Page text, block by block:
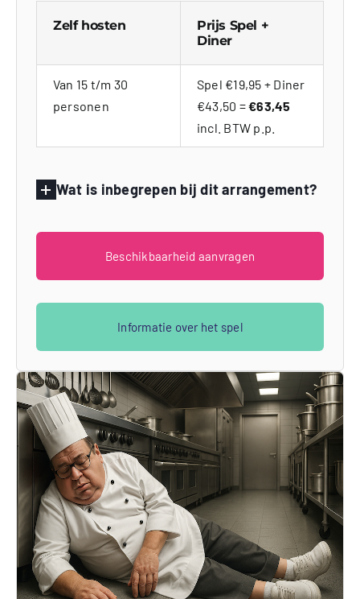
Zelf hosten
Prijs Spel +
Diner
Van 15 t/m 30
personen
Spel €19,95 + Diner
€43,50 =€63,45
incl. BTW p.p.
Wat is inbegrepen bij dit arrangement?
Beschikbaarheid aanvragen
Informatie over het spel